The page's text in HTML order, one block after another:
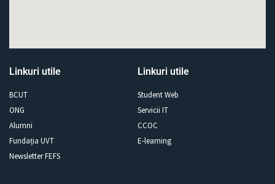
Linkuri utile
BCUT
ONG
Alumni
Fundația UVT
Newsletter FEFS
Linkuri utile
Student Web
Servicii IT
CCOC
E-learning